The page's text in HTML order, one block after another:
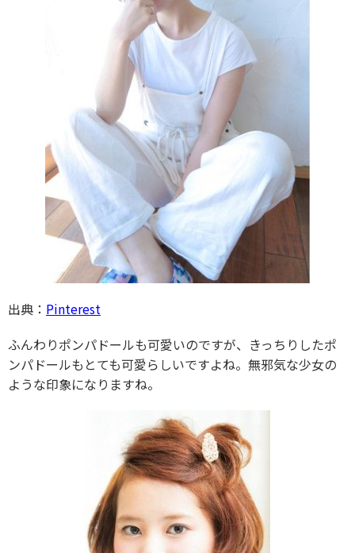
出典： Pinterest
ふんわりポンパドールも可愛いのですが、きっちりしたポ
ンパドールもとても可愛らしいですよね。無邪気な少女の
ような印象になりますね。